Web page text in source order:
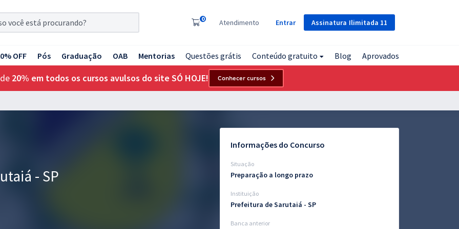
Assinatura Ilimitada 11
0 Atendimento Entrar
OFF Pós Graduação OAB Mentorias Questões grátis Conteúdo gratuito Blog Aprovados
20% em todos os cursos avulsos do site SÓ HOJE! Conhecer cursos
- SP
Informações do Concurso
Situação
Preparação a longo prazo
Instituição
Prefeitura de Sarutaiá - SP
Banca anterior